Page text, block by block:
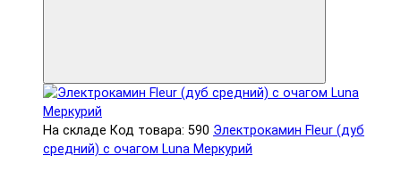
На складе Код товара: 590 Электрокамин Fleur (дуб
средний) с очагом Luna Меркурий